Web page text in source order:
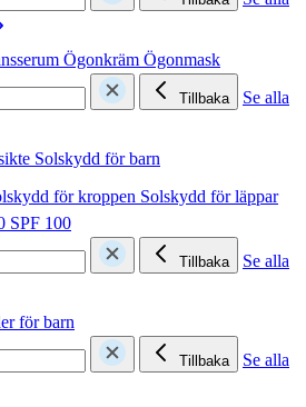
Ögonkräm Ögonmask
Tillbaka
Se alla
Solskydd för barn
för kroppen Solskydd för läppar
SPF 100
Tillbaka
Se alla
för barn
Tillbaka
Se alla